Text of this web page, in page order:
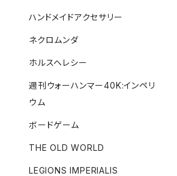
ハンドメイドアクセサリー
ネクロムンダ
ホルスヘレシー
週刊ウォーハンマー40K:インペリ
ウム
ボードゲーム
THE OLD WORLD
LEGIONS IMPERIALIS